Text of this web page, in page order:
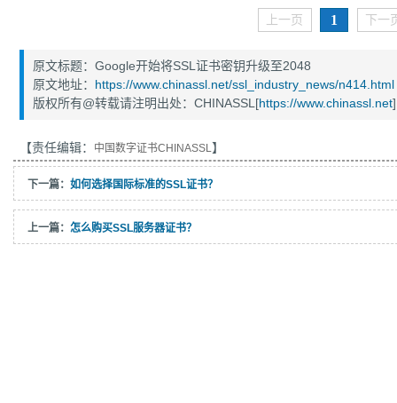
上一页 1 下一
原文标题：Google开始将SSL证书密钥升级至2048
原文地址： https://www.chinassl.net/ssl_industry_news/n414.html
版权所有@转载请注明出处：CHINASSL[https://www.chinassl.net]
【责任编辑： 中国数字证书CHINASSL】
下一篇： 如何选择国际标准的SSL证书？
上一篇： 怎么购买SSL服务器证书？